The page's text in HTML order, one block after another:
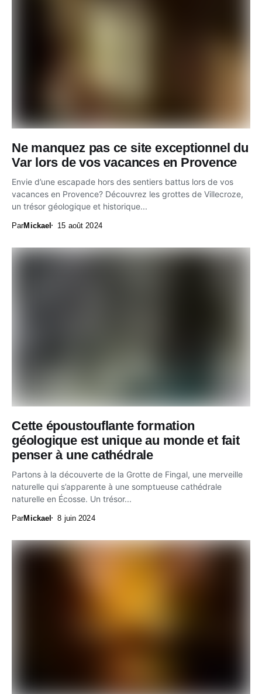
Ne manquez pas ce site exceptionnel du
Var lors de vos vacances en Provence
Envie d’une escapade hors des sentiers battus lors de vos
vacances en Provence? Découvrez les grottes de Villecroze,
un trésor géologique et historique...
ParMickael 15 août 2024
Cette époustouflante formation
géologique est unique au monde et fait
penser à une cathédrale
Partons à la découverte de la Grotte de Fingal, une merveille
naturelle qui s’apparente à une somptueuse cathédrale
naturelle en Écosse. Un trésor...
ParMickael 8 juin 2024